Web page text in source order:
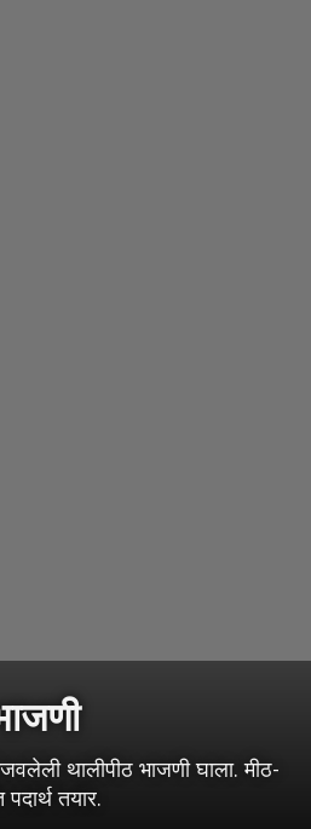
थालीपीठ भाजणी घाला. मीठ-
तयार.